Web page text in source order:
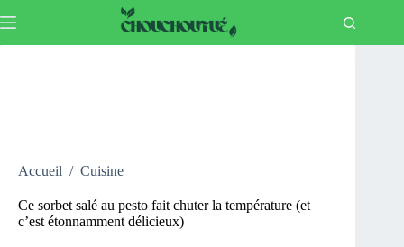
au
Accueil / Cuisine
Ce sorbet salé au pesto fait chuter la température (et
c’est étonnamment délicieux)